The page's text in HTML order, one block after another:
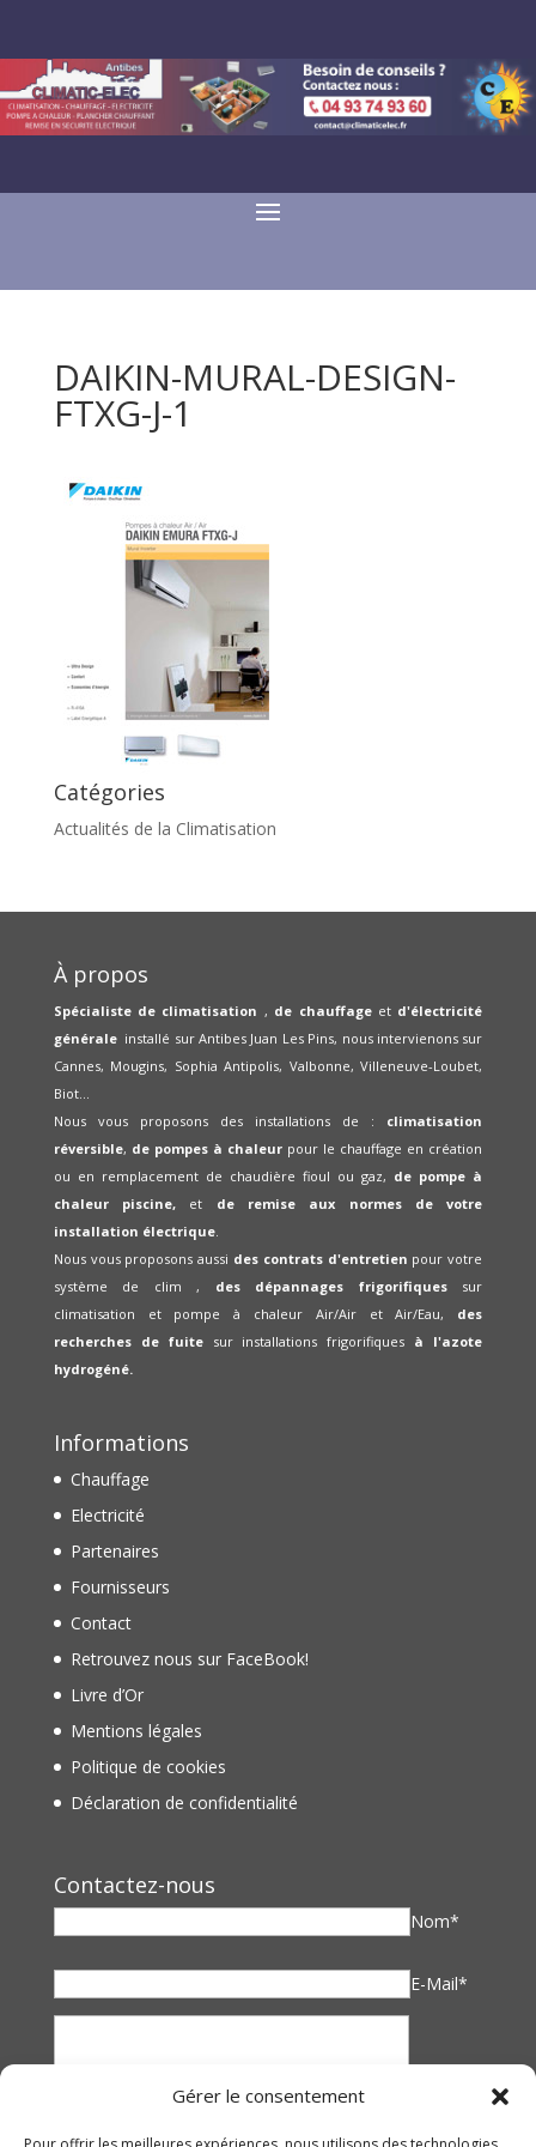
Gérer le consentement
DAIKIN-MURAL-DESIGN-
FTXG-J-1
Catégories
Actualités de la Climatisation
À propos
Spécialiste de climatisation , de chauffageet d'électricité
générale installé sur Antibes Juan Les Pins, nous intervienons sur
Cannes, Mougins, Sophia Antipolis, Valbonne, Villeneuve-Loubet,
Biot...
Nous vous proposons des installations de : climatisation
réversible, de pompes à chaleurpour le chauffage en création
ou en remplacement de chaudière fioul ou gaz, de pompe à
chaleur piscine, et de remise aux normes de votre
installation électrique.
Nous vous proposons aussi des contrats d'entretien pour votre
système de clim , des dépannages frigorifiquessur
climatisation et pompe à chaleur Air/Air et Air/Eau, des
recherches de fuite sur installations frigorifiques à l'azote
hydrogéné.
Informations
Chauffage
Electricité
Partenaires
Fournisseurs
Contact
Retrouvez nous sur FaceBook!
Livre d’Or
Mentions légales
Politique de cookies
Déclaration de confidentialité
Contactez-nous
Nom*
E-Mail*